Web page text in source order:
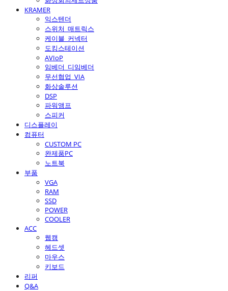
KRAMER
익스텐더
스위처_매트릭스
케이블_커넥터
도킹스테이션
AVIoP
임베더_디임베더
무선협업_VIA
화상솔루션
DSP
파워앰프
스피커
디스플레이
컴퓨터
CUSTOM PC
완제품PC
노트북
부품
VGA
RAM
SSD
POWER
COOLER
ACC
웹캠
헤드셋
마우스
키보드
리퍼
Q&A